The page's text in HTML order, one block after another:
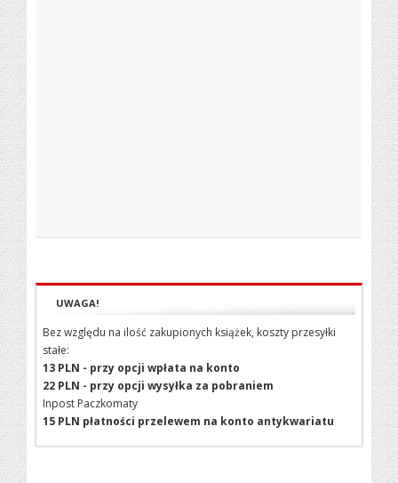
UWAGA!
Bez względu na ilość zakupionych książek, koszty przesyłki
stałe:
13 PLN - przy opcji wpłata na konto
22 PLN - przy opcji wysyłka za pobraniem
Inpost Paczkomaty
15 PLN płatności przelewem na konto antykwariatu